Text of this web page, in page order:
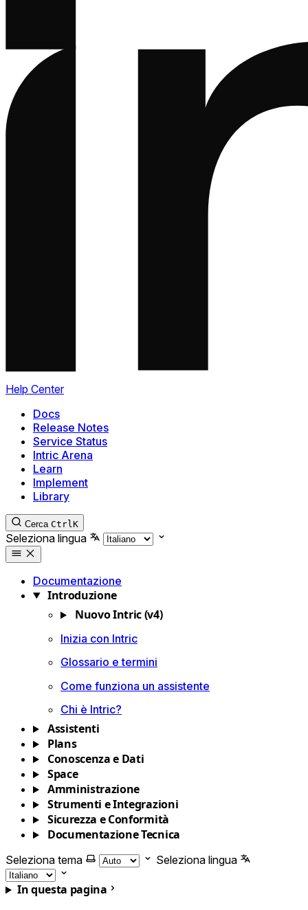
Help Center
Docs
Release Notes
Service Status
Intric Arena
Learn
Implement
Library
Cerca CtrlK
Seleziona lingua
Documentazione
Introduzione
Nuovo Intric (v4)
Inizia con Intric
Glossario e termini
Come funziona un assistente
Chi è Intric?
Assistenti
Plans
Conoscenza e Dati
Space
Amministrazione
Strumenti e Integrazioni
Sicurezza e Conformità
Documentazione Tecnica
Seleziona tema Seleziona lingua
In questa pagina